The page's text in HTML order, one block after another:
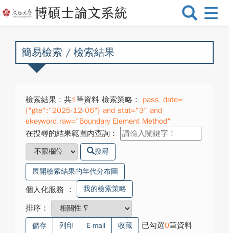
選
換
簡易檢索 / 檢索結果
檢索結果：共1筆資料 檢索策略：
pass_date=
{"gte":"2025-12-06"} and stat="3" and
ekeyword.raw="Boundary Element Method"
在搜尋的結果範圍內查詢：
搜尋
展開檢索結果的年代分布圖
個人化服務 ： 我的檢索策略
排序：
儲存 列印 E-mail 收藏 已勾選0筆資料